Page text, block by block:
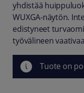
yhdistää
WUXGA-näytön.
edistyneet
työvälineen
Tuote on